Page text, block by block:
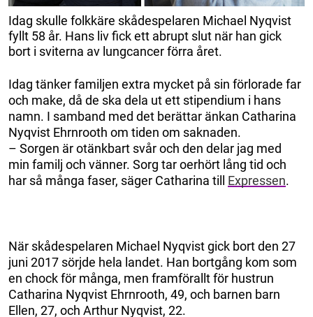
Idag skulle folkkäre skådespelaren Michael Nyqvist
fyllt 58 år. Hans liv fick ett abrupt slut när han gick
bort i sviterna av lungcancer förra året.
Idag tänker familjen extra mycket på sin förlorade far
och make, då de ska dela ut ett stipendium i hans
namn. I samband med det berättar änkan Catharina
Nyqvist Ehrnrooth om tiden om saknaden.
– Sorgen är otänkbart svår och den delar jag med
min familj och vänner. Sorg tar oerhört lång tid och
har så många faser, säger Catharina till Expressen.
När skådespelaren Michael Nyqvist gick bort den 27
juni 2017 sörjde hela landet. Han bortgång kom som
en chock för många, men framförallt för hustrun
Catharina Nyqvist Ehrnrooth, 49, och barnen barn
Ellen, 27, och Arthur Nyqvist, 22.